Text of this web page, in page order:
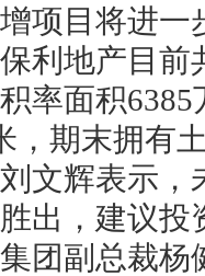
项目将进
利地产目前
率面积
，期末拥有
辉表示，
出，建议
副总裁杨